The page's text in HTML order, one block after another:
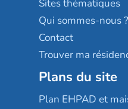
Sites thématiques
Qui sommes-nous ?
Contact
Trouver ma
Plans du site
Plan EHPAD et